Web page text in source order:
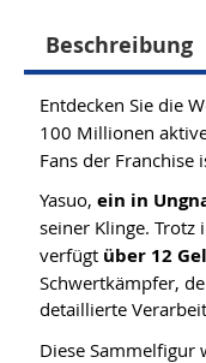
Beschreibung
Entdecken Sie die
100 Millionen
Fans der Franchise
Yasuo, ein in
seiner Klinge.
verfügt über 12
Schwertkämpfer,
detaillierte
Diese Sammelfigur